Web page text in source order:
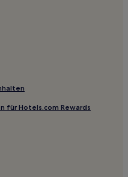
für Hotels.com Rewards